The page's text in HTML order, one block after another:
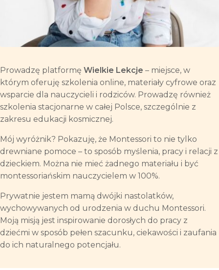
Prowadzę platformę Wielkie Lekcje – miejsce, w
którym oferuję szkolenia online, materiały cyfrowe oraz
wsparcie dla nauczycieli i rodziców. Prowadzę również
szkolenia stacjonarne w całej Polsce, szczególnie z
zakresu edukacji kosmicznej.
Mój wyróżnik? Pokazuję, że Montessori to nie tylko
drewniane pomoce – to sposób myślenia, pracy i relacji z
dzieckiem. Można nie mieć żadnego materiału i być
montessoriańskim nauczycielem w 100%.
Prywatnie jestem mamą dwójki nastolatków,
wychowywanych od urodzenia w duchu Montessori.
Moją misją jest inspirowanie dorosłych do pracy z
dziećmi w sposób pełen szacunku, ciekawości i zaufania
do ich naturalnego potencjału.